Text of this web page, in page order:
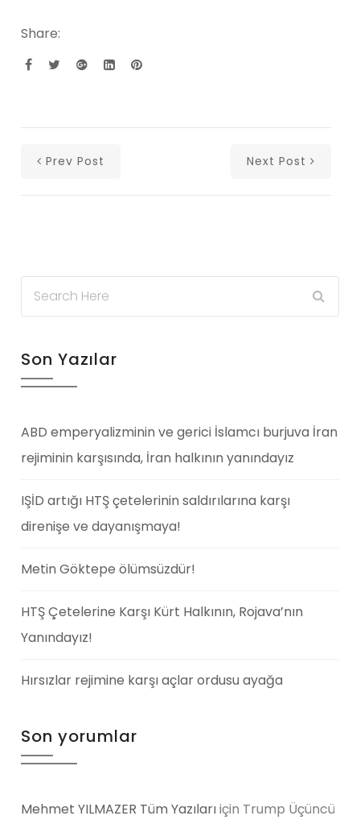
Share:
Prev Post Next Post
Son Yazılar
ABD emperyalizminin ve gerici İslamcı burjuva İran
rejiminin karşısında, İran halkının yanındayız
IŞİD artığı HTŞ çetelerinin saldırılarına karşı
direnişe ve dayanışmaya!
Metin Göktepe ölümsüzdür!
HTŞ Çetelerine Karşı Kürt Halkının, Rojava’nın
Yanındayız!
Hırsızlar rejimine karşı açlar ordusu ayağa
Son yorumlar
Mehmet YILMAZER Tüm Yazılarıiçin Trump Üçüncü